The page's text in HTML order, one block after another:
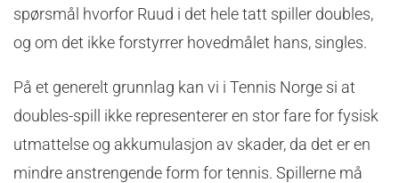
spørsmål hvorfor Ruud i det hele tatt spiller doubles,
og om det ikke forstyrrer hovedmålet hans, singles.
På et generelt grunnlag kan vi i Tennis Norge si at
doubles-spill ikke representerer en stor fare for fysisk
utmattelse og akkumulasjon av skader, da det er en
mindre anstrengende form for tennis. Spillerne må